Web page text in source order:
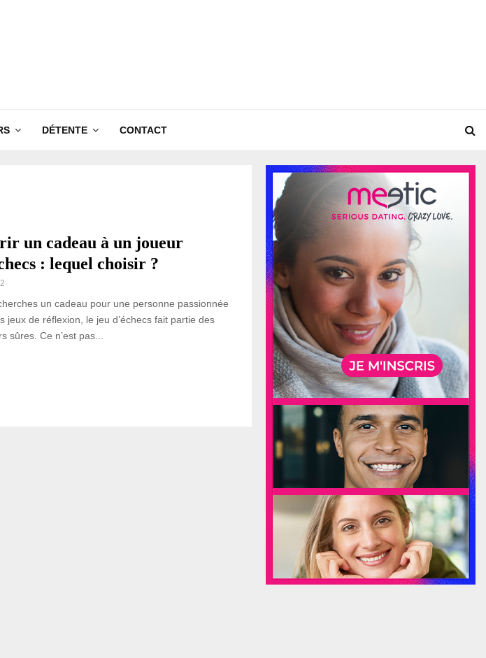
DÉTENTE CONTACT
un cadeau à un joueur
: lequel choisir ?
un cadeau pour une personne passionnée
jeux de réflexion, le jeu d’échecs fait partie des
sûres. Ce n’est pas...